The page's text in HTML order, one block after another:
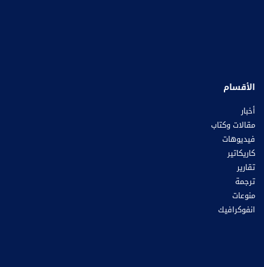
الأقسام
أخبار
مقالات وكتاب
فيديوهات
كاريكاتير
تقارير
ترجمة
منوعات
انفوكرافيك